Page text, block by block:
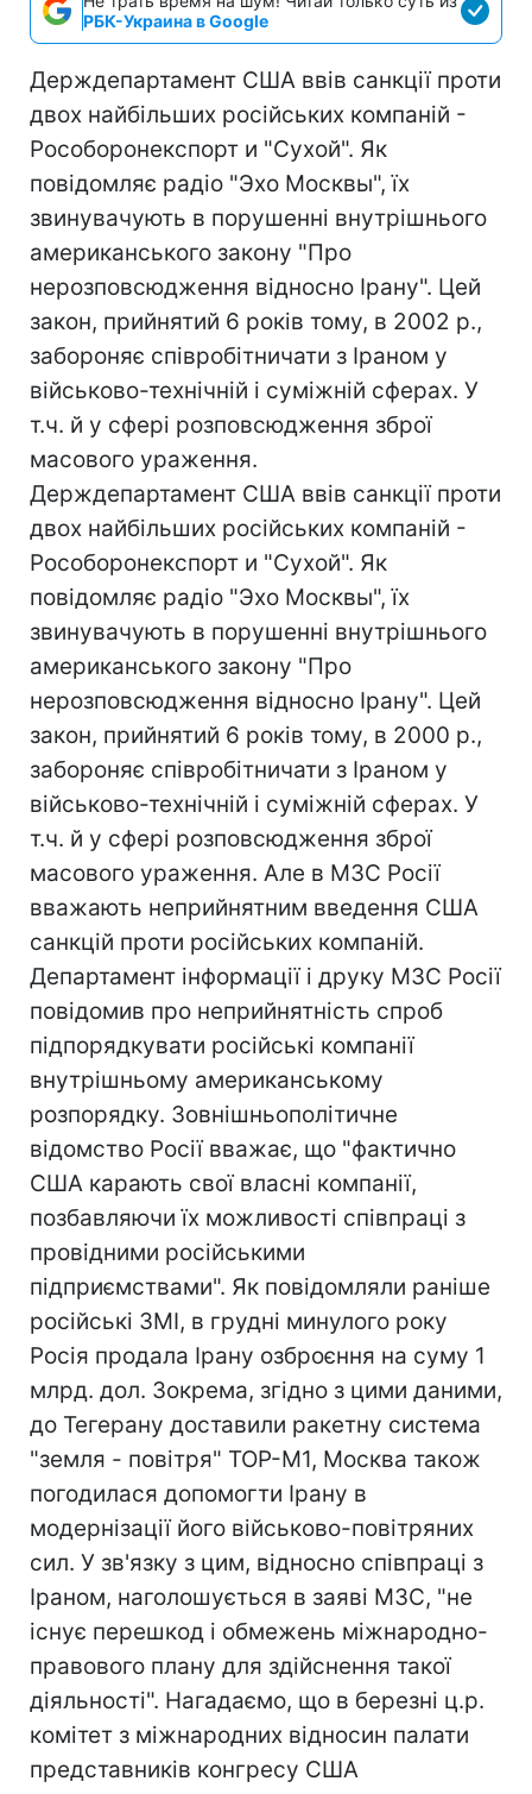
РБК-Украина в Google
Держдепартамент США ввів санкції проти
двох найбільших російських компаній -
Рособоронекспорт и "Сухой". Як
повідомляє радіо "Эхо Москвы", їх
звинувачують в порушенні внутрішнього
американського закону "Про
нерозповсюдження відносно Ірану". Цей
закон, прийнятий 6 років тому, в 2002 р.,
забороняє співробітничати з Іраном у
військово-технічній і суміжній сферах. У
т.ч. й у сфері розповсюдження зброї
масового ураження.
Держдепартамент США ввів санкції проти
двох найбільших російських компаній -
Рособоронекспорт и "Сухой". Як
повідомляє радіо "Эхо Москвы", їх
звинувачують в порушенні внутрішнього
американського закону "Про
нерозповсюдження відносно Ірану". Цей
закон, прийнятий 6 років тому, в 2000 р.,
забороняє співробітничати з Іраном у
військово-технічній і суміжній сферах. У
т.ч. й у сфері розповсюдження зброї
масового ураження. Але в МЗС Росії
вважають неприйнятним введення США
санкцій проти російських компаній.
Департамент інформації і друку МЗС Росії
повідомив про неприйнятність спроб
підпорядкувати російські компанії
внутрішньому американському
розпорядку. Зовнішньополітичне
відомство Росії вважає, що "фактично
США карають свої власні компанії,
позбавляючи їх можливості співпраці з
провідними російськими
підприємствами". Як повідомляли раніше
російські ЗМІ, в грудні минулого року
Росія продала Ірану озброєння на суму 1
млрд. дол. Зокрема, згідно з цими даними,
до Тегерану доставили ракетну система
"земля - повітря" ТОР-М1, Москва також
погодилася допомогти Ірану в
модернізації його військово-повітряних
сил. У зв'язку з цим, відносно співпраці з
Іраном, наголошується в заяві МЗС, "не
існує перешкод і обмежень міжнародно-
правового плану для здійснення такої
діяльності". Нагадаємо, що в березні ц.р.
комітет з міжнародних відносин палати
представників конгресу США